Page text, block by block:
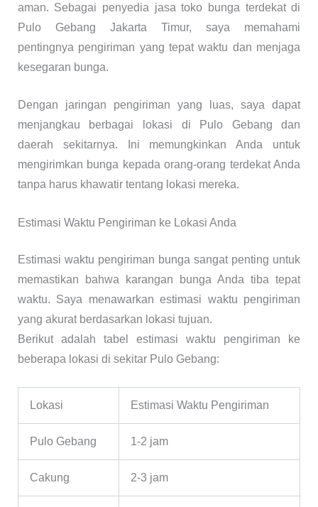
aman. Sebagai penyedia jasa toko bunga terdekat di
Pulo Gebang Jakarta Timur, saya memahami
pentingnya pengiriman yang tepat waktu dan menjaga
kesegaran bunga.
Dengan jaringan pengiriman yang luas, saya dapat
menjangkau berbagai lokasi di Pulo Gebang dan
daerah sekitarnya. Ini memungkinkan Anda untuk
mengirimkan bunga kepada orang-orang terdekat Anda
tanpa harus khawatir tentang lokasi mereka.
Estimasi Waktu Pengiriman ke Lokasi Anda
Estimasi waktu pengiriman bunga sangat penting untuk
memastikan bahwa karangan bunga Anda tiba tepat
waktu. Saya menawarkan estimasi waktu pengiriman
yang akurat berdasarkan lokasi tujuan.
Berikut adalah tabel estimasi waktu pengiriman ke
beberapa lokasi di sekitar Pulo Gebang:
Lokasi Estimasi Waktu Pengiriman
Pulo Gebang 1-2 jam
Cakung 2-3 jam